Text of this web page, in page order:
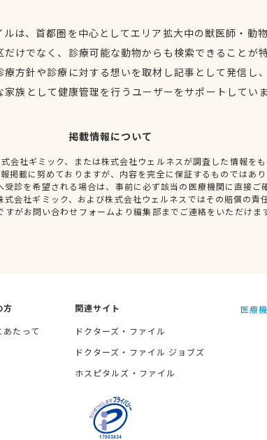
は、首都圏を中心としてエリア拡大中の獣医師・動
だけでなく、診療可能な動物からも検索できることが
療方針や診療に対する想いを取材し記事として発信し
家族として健康管理を行うユーザーをサポートしてい
掲載情報について
会社ギミック、または株式会社ウェルネスが調査した情報を
掲載に努めておりますが、内容を完全に保証するものではあ
受診を希望される場合は、事前に必ず該当の医療機関に直接ご
会社ギミック、および株式会社ウェルネスではその賠償の責
がお問い合わせフォームより編集部までご連絡をいただけま
方
あたって
関連サイト
ドクターズ・ファイル
ドクターズ・ファイル ジョブズ
ホスピタルズ・ファイル
医療